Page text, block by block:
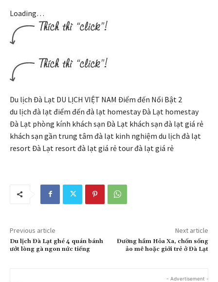
Loading…
Du lịch Đà Lạt DU LỊCH VIỆT NAM Điểm đến Nổi Bật 2
du lịch đà lạt điểm đến đà lạt homestay Đà Lạt homestay
Đà Lạt phòng kính khách sạn Đà Lạt khách sạn đà lạt giá rẻ
khách sạn gần trung tâm đà lạt kinh nghiệm du lịch đà lạt
resort Đà Lạt resort đà lạt giá rẻ tour đà lạt giá rẻ
Previous article
Du lịch Đà Lạt ghé 4 quán bánh
ướt lòng gà ngon nức tiếng
Next article
Đường hầm Hỏa Xa, chốn sống
ảo mê hoặc giới trẻ ở Đà Lạt
- Advertisement -